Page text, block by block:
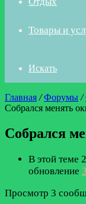
Товары и
Искать
Главная / Форумы /
Собрался менять
Собрался
В этой теме
обновление
Просмотр 3